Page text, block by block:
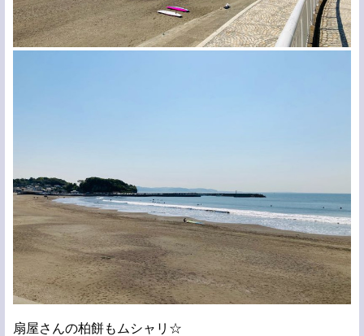
扇屋さんの柏餅もムシャリ☆